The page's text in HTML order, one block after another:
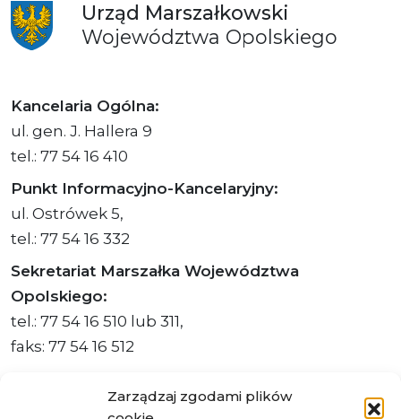
Zarządzaj zgodami plików
Urząd Marszałkowski
Województwa Opolskiego
Kancelaria Ogólna:
ul. gen. J. Hallera 9
tel.: 77 54 16 410
Punkt Informacyjno-Kancelaryjny:
ul. Ostrówek 5,
tel.: 77 54 16 332
Sekretariat Marszałka Województwa
Opolskiego:
tel.: 77 54 16 510 lub 311,
faks: 77 54 16 512